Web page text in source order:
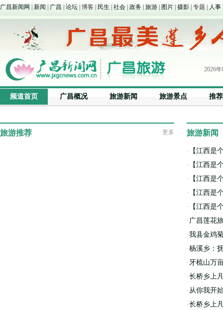
广昌新闻网 新闻 广昌 论坛 | 博客 | 民生 社会 政务 旅游 图片 摄影 | 专题 | 人事
2026
凌
频道首页 广昌概况 旅游新闻 旅游景点 推
更多
旅游推荐 旅游新闻
·
【江西
·
【江西
·
【江西
·
【江西
·
【江西
· 广昌莲花
·我县金鸡
·杨溪乡：
· 牙梳山万
·长桥乡上
· 从你我开
·长桥乡上